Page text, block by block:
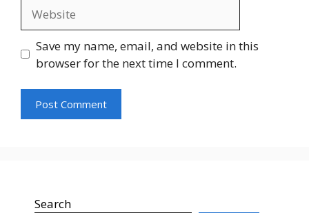
Save my name, email, and website in this
browser for the next time I comment.
Search